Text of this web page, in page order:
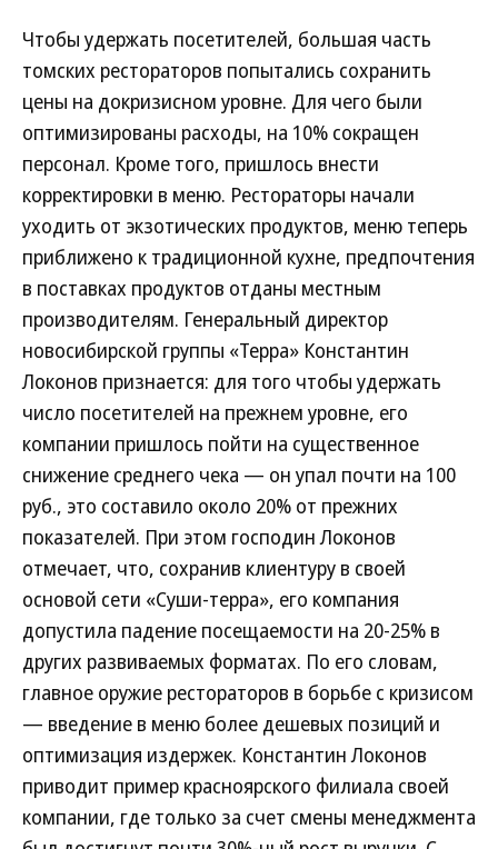
Чтобы удержать посетителей, большая часть
томских рестораторов попытались сохранить
цены на докризисном уровне. Для чего были
оптимизированы расходы, на 10% сокращен
персонал. Кроме того, пришлось внести
корректировки в меню. Рестораторы начали
уходить от экзотических продуктов, меню теперь
приближено к традиционной кухне, предпочтения
в поставках продуктов отданы местным
производителям. Генеральный директор
новосибирской группы «Терра» Константин
Локонов признается: для того чтобы удержать
число посетителей на прежнем уровне, его
компании пришлось пойти на существенное
снижение среднего чека — он упал почти на 100
руб., это составило около 20% от прежних
показателей. При этом господин Локонов
отмечает, что, сохранив клиентуру в своей
основой сети «Суши-терра», его компания
допустила падение посещаемости на 20-25% в
других развиваемых форматах. По его словам,
главное оружие рестораторов в борьбе с кризисом
— введение в меню более дешевых позиций и
оптимизация издержек. Константин Локонов
приводит пример красноярского филиала своей
компании, где только за счет смены менеджмента